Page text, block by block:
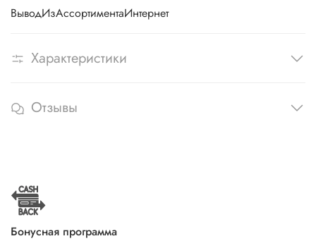
ВыводИзАссортиментаИнтернет
Характеристики
Отзывы
Бонусная программа